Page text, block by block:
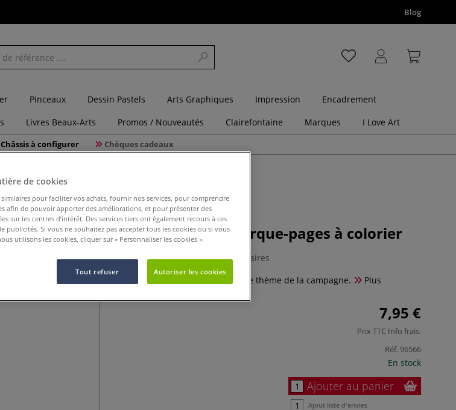
Blog
Pinceaux Dessin Pastels Arts Graphiques Impression
Encadrement
Livres Beaux-Arts Promos / Nouveautés Clairefontaine Marques I Love Art
Châssis à configurer Chèques cadeaux
Campagne - 50 marque-pages à colorier
0 Commentaires
50 marque-pages à colorier sur le thème de la campagne.
Plus
7,95 €
Prix TTC Info frais.
Réf. 96566
En stock
Ajouter au panier
Ajout liste d'envies
de cookies
pour faciliter vos achats, fournir nos services, pour comprendre
afin de pouvoir apporter des améliorations, et pour présenter des
sur les centres d’intérêt. Des services tiers ont également recours à ces
publicités. Si vous ne souhaitez pas accepter tous les cookies ou si vous
utilisons les cookies, cliquer sur « Personnaliser les cookies ».
Tout refuser Autoriser les cookies